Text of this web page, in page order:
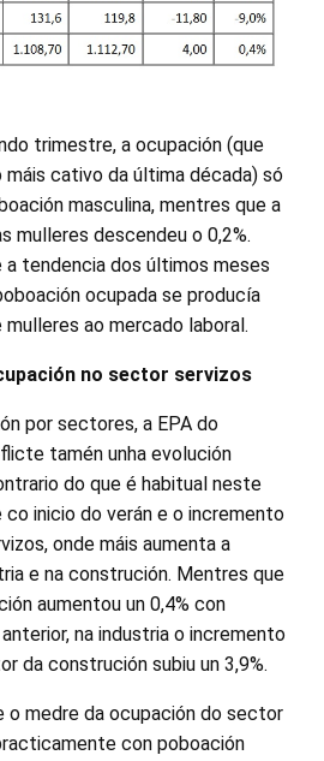
trimestre, a ocupación (que
cativo da última década) só
masculina, mentres que a
mulleres descendeu o 0,2%.
tendencia dos últimos meses
ocupada se producía
ao mercado laboral.
no sector servizos
por sectores, a EPA do
tamén unha evolución
do que é habitual neste
inicio do verán e o incremento
onde máis aumenta a
e na construción. Mentres que
aumentou un 0,4% con
na industria o incremento
da construción subiu un 3,9%.
o medre da ocupación do sector
con poboación